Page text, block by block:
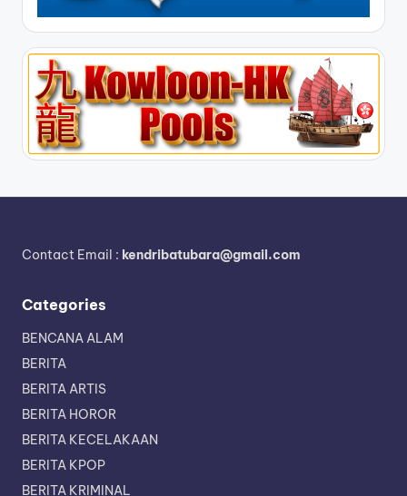
Contact Email : kendribatubara@gmail.com
Categories
BENCANA ALAM
BERITA
BERITA ARTIS
BERITA HOROR
BERITA KECELAKAAN
BERITA KPOP
BERITA KRIMINAL